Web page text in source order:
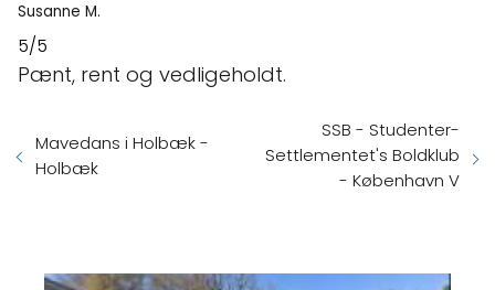
Susanne M.
5/5
Pænt, rent og vedligeholdt.
Mavedans i Holbæk -
Holbæk
SSB - Studenter-
Settlementet's Boldklub
- København V